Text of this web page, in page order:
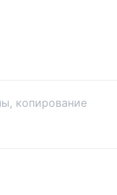
копирование